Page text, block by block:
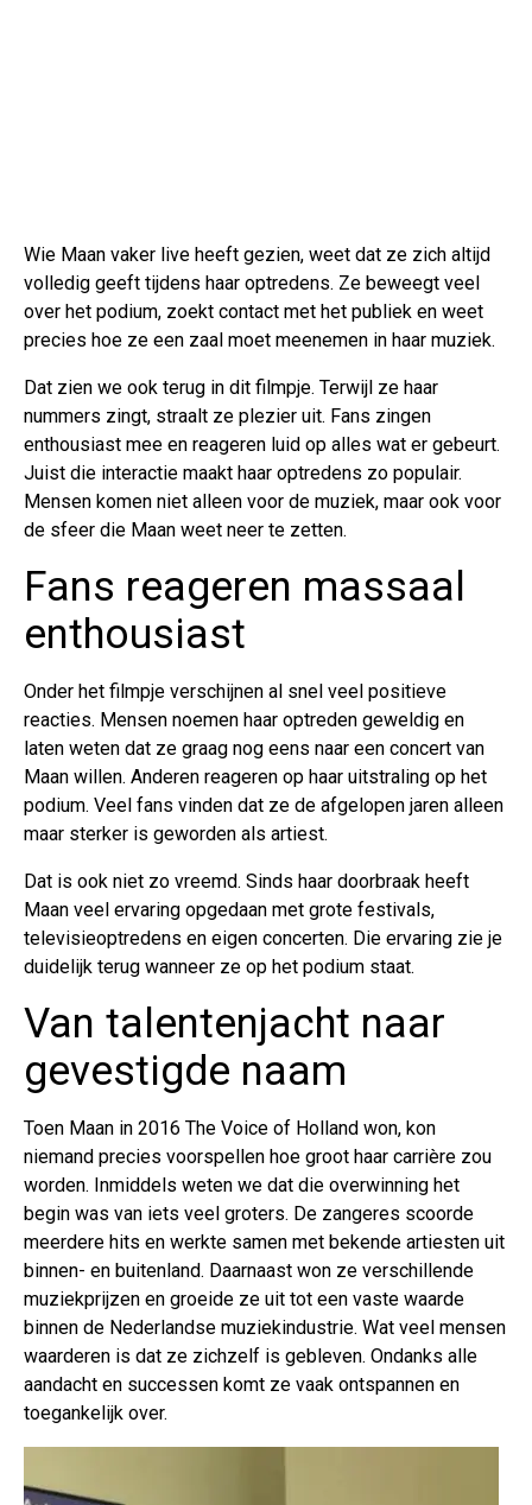
Wie Maan vaker live heeft gezien, weet dat ze zich altijd
volledig geeft tijdens haar optredens. Ze beweegt veel
over het podium, zoekt contact met het publiek en weet
precies hoe ze een zaal moet meenemen in haar muziek.
Dat zien we ook terug in dit filmpje. Terwijl ze haar
nummers zingt, straalt ze plezier uit. Fans zingen
enthousiast mee en reageren luid op alles wat er gebeurt.
Juist die interactie maakt haar optredens zo populair.
Mensen komen niet alleen voor de muziek, maar ook voor
de sfeer die Maan weet neer te zetten.
Fans reageren massaal
enthousiast
Onder het filmpje verschijnen al snel veel positieve
reacties. Mensen noemen haar optreden geweldig en
laten weten dat ze graag nog eens naar een concert van
Maan willen. Anderen reageren op haar uitstraling op het
podium. Veel fans vinden dat ze de afgelopen jaren alleen
maar sterker is geworden als artiest.
Dat is ook niet zo vreemd. Sinds haar doorbraak heeft
Maan veel ervaring opgedaan met grote festivals,
televisieoptredens en eigen concerten. Die ervaring zie je
duidelijk terug wanneer ze op het podium staat.
Van talentenjacht naar
gevestigde naam
Toen Maan in 2016 The Voice of Holland won, kon
niemand precies voorspellen hoe groot haar carrière zou
worden. Inmiddels weten we dat die overwinning het
begin was van iets veel groters. De zangeres scoorde
meerdere hits en werkte samen met bekende artiesten uit
binnen- en buitenland. Daarnaast won ze verschillende
muziekprijzen en groeide ze uit tot een vaste waarde
binnen de Nederlandse muziekindustrie. Wat veel mensen
waarderen is dat ze zichzelf is gebleven. Ondanks alle
aandacht en successen komt ze vaak ontspannen en
toegankelijk over.